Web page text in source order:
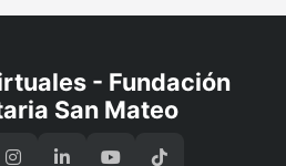
- Fundación
San Mateo